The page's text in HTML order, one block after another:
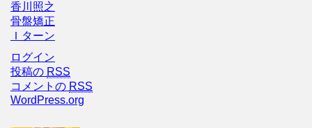
香川照之
骨盤矯正
Ｉターン
ログイン
投稿の RSS
コメントの RSS
WordPress.org